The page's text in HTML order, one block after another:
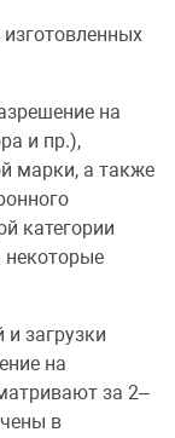
на
и пр.),
марки, а также
категории
некоторые
загрузки
на
за 2–
в